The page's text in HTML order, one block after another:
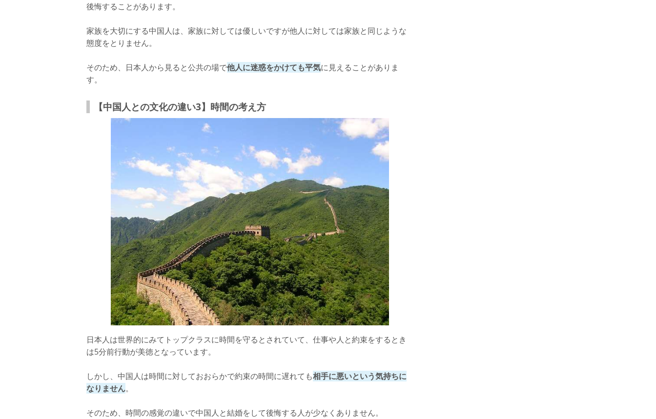
後悔することがあります。
家族を大切にする中国人は、家族に対しては優しいですが他人に対しては家族と同じような
態度をとりません。
そのため、日本人から見ると公共の場で他人に迷惑をかけても平気に見えることがありま
す。
【中国人との文化の違い3】時間の考え方
日本人は世界的にみてトップクラスに時間を守るとされていて、仕事や人と約束をするとき
は5分前行動が美徳となっています。
しかし、中国人は時間に対しておおらかで約束の時間に遅れても相手に悪いという気持ちに
なりません。
そのため、時間の感覚の違いで中国人と結婚をして後悔する人が少なくありません。